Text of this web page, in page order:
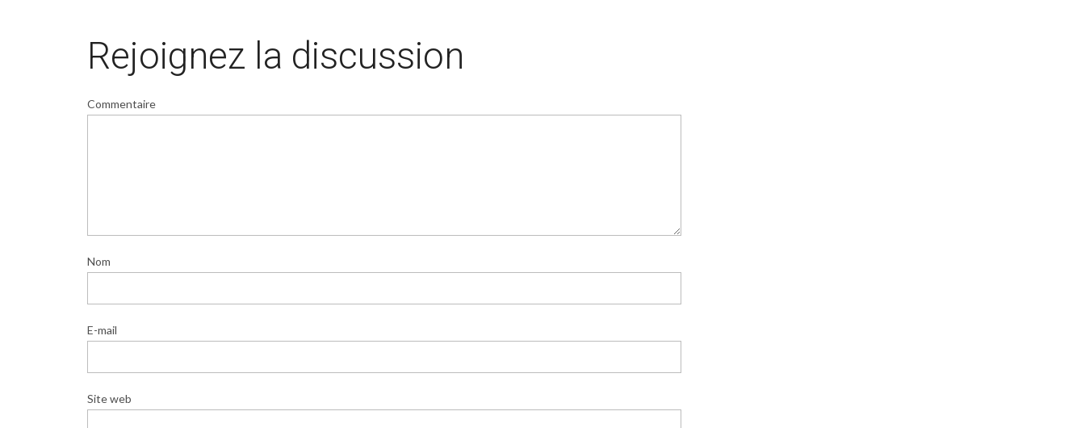
Rejoignez la discussion
Commentaire
Nom
E-mail
Site web